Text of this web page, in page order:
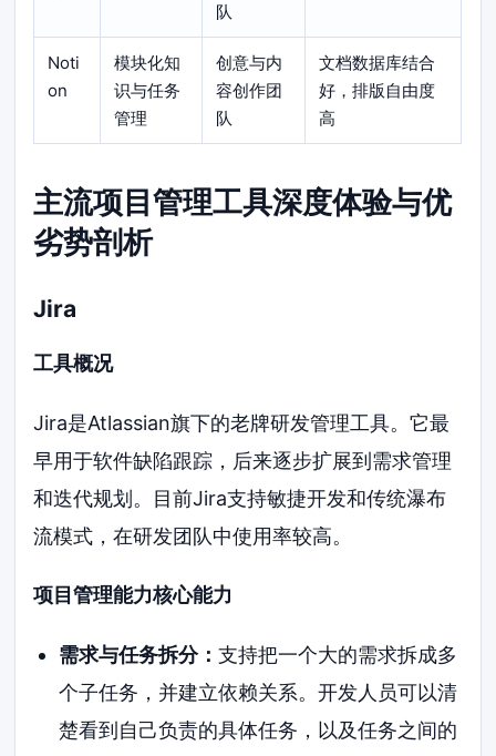
队
Noti
on
模块化知
识与任务
管理
创意与内
容创作团
队
文档数据库结合
好，排版自由度
高
主流项目管理工具深度体验与优
劣势剖析
Jira
工具概况
Jira是Atlassian旗下的老牌研发管理工具。它最
早用于软件缺陷跟踪，后来逐步扩展到需求管理
和迭代规划。目前Jira支持敏捷开发和传统瀑布
流模式，在研发团队中使用率较高。
项目管理能力核心能力
需求与任务拆分： 支持把一个大的需求拆成多
个子任务，并建立依赖关系。开发人员可以清
楚看到自己负责的具体任务，以及任务之间的